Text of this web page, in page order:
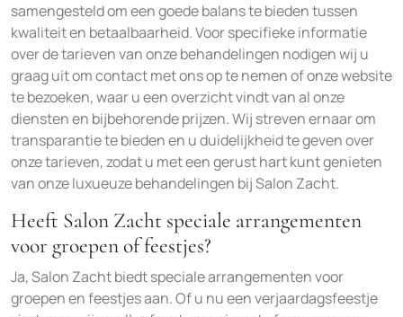
samengesteld om een goede balans te bieden tussen
kwaliteit en betaalbaarheid. Voor specifieke informatie
over de tarieven van onze behandelingen nodigen wij u
graag uit om contact met ons op te nemen of onze website
te bezoeken, waar u een overzicht vindt van al onze
diensten en bijbehorende prijzen. Wij streven ernaar om
transparantie te bieden en u duidelijkheid te geven over
onze tarieven, zodat u met een gerust hart kunt genieten
van onze luxueuze behandelingen bij Salon Zacht.
Heeft Salon Zacht speciale arrangementen
voor groepen of feestjes?
Ja, Salon Zacht biedt speciale arrangementen voor
groepen en feestjes aan. Of u nu een verjaardagsfeestje